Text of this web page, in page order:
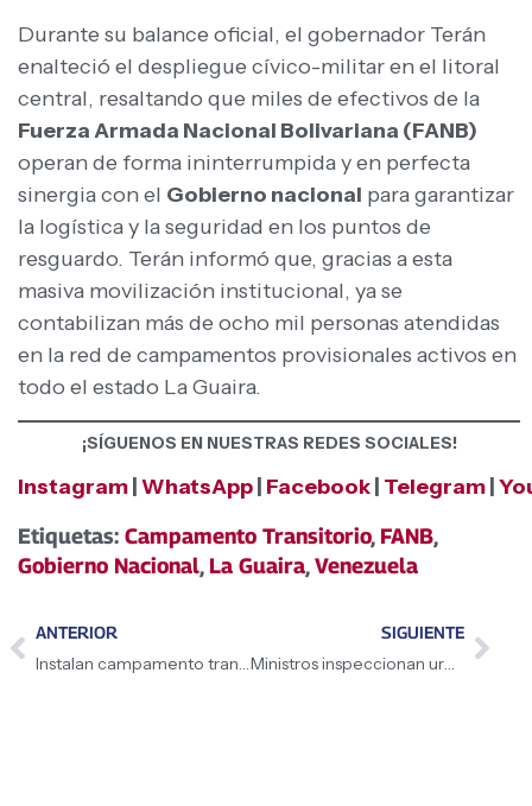
Durante su balance oficial, el gobernador Terán
enalteció el despliegue cívico-militar en el litoral
central, resaltando que miles de efectivos de la
Fuerza Armada Nacional Bolivariana (FANB)
operan de forma ininterrumpida y en perfecta
sinergia con el Gobierno nacional para garantizar
la logística y la seguridad en los puntos de
resguardo. Terán informó que, gracias a esta
masiva movilización institucional, ya se
contabilizan más de ocho mil personas atendidas
en la red de campamentos provisionales activos en
todo el estado La Guaira.
¡SÍGUENOS EN NUESTRAS REDES SOCIALES!
Instagram WhatsApp Facebook Telegram
Etiquetas: Campamento Transitorio, FANB,
Gobierno Nacional, La Guaira,Venezuela
ANTERIOR
Instalan campamento transitorio en el liceo Pedro Emilio Coll de Coche tras sismos
SIGUIENTE
Ministros inspeccionan urbanismos de la OPPE y coordinan plan de despeje seguro